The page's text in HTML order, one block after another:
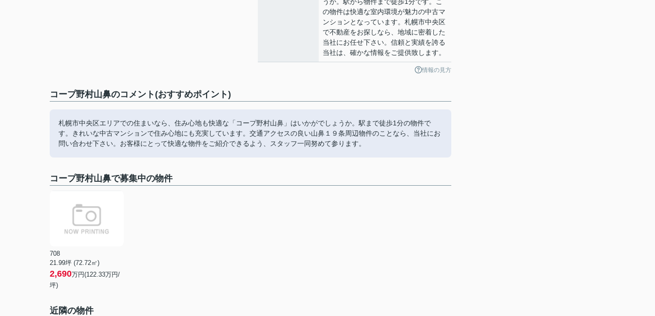
の物件は快適な室内環境が魅力の中古マ
ンションとなっています。札幌市中央区
で不動産をお探しなら、地域に密着した
当社にお任せ下さい。信頼と実績を誇る
当社は、確かな情報をご提供致します。
情報の見方
コープ野村山鼻のコメント(おすすめポイント)
札幌市中央区エリアでの住まいなら、住み心地も快適な「コープ野村山鼻」はいかがでしょうか。駅まで徒歩1分の物件で
す。きれいな中古マンションで住み心地にも充実しています。交通アクセスの良い山鼻１９条周辺物件のことなら、当社にお
問い合わせ下さい。お客様にとって快適な物件をご紹介できるよう、スタッフ一同努めて参ります。
コープ野村山鼻で募集中の物件
708
21.99坪 (72.72㎡)
2,690万円(122.33万円/
坪)
近隣の物件